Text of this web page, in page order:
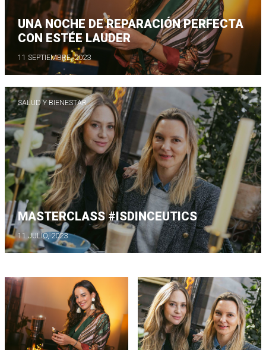
UNA NOCHE DE REPARACIÓN PERFECTA
CON ESTÉE LAUDER
11 SEPTIEMBRE, 2023
SALUD Y BIENESTAR
MASTERCLASS #ISDINCEUTICS
11 JULIO, 2023